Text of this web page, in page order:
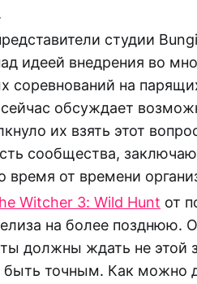
студии
идеей внедрения во
соревнований на
сейчас обсуждает
их взять этот
сообщества,
время от времени
Witcher 3: Wild Hunt от
на более позднюю.
должны ждать не этой
быть точным. Как можно